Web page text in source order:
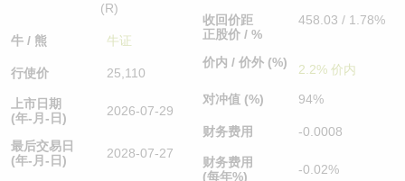
(R)
牛 / 熊 牛证
行使价 25,110
上市日期
(年-月-日)
2026-07-29
最后交易日
(年-月-日)
2028-07-27
收回价距
正股价 / %
458.03 / 1.78%
价内 / 价外 (%) 2.2% 价内
对冲值 (%) 94%
财务费用 -0.0008
财务费用
(每年%)
-0.02%